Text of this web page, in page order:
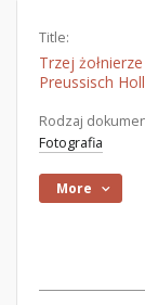
Title:
Trzej
Preussisch
Rodzaj
Fotografia
More